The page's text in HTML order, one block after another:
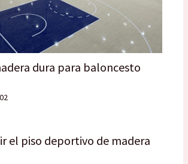
dura para baloncesto
el piso deportivo de madera